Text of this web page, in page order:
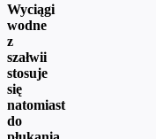
Wyciągi
wodne
z
szałwii
stosuje
się
natomiast
do